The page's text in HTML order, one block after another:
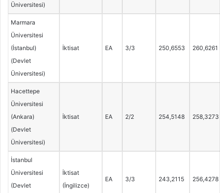
Üniversitesi)
Marmara
Üniversitesi
(İstanbul)
(Devlet
Üniversitesi)
İktisat EA 3/3 250,6553 260,6261
Hacettepe
Üniversitesi
(Ankara)
(Devlet
Üniversitesi)
İktisat EA 2/2 254,5148 258,3273
İstanbul
Üniversitesi
(Devlet
İktisat
(İngilizce)
EA 3/3 243,2115 256,4278